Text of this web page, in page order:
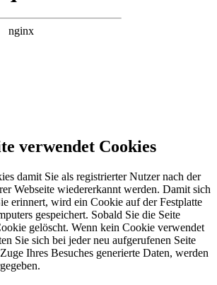
verwendet Cookies
damit Sie als registrierter Nutzer nach der
Webseite wiedererkannt werden. Damit sich
erinnert, wird ein Cookie auf der Festplatte
gespeichert. Sobald Sie die Seite
gelöscht. Wenn kein Cookie verwendet
Sie sich bei jeder neu aufgerufenen Seite
Ihres Besuches generierte Daten, werden